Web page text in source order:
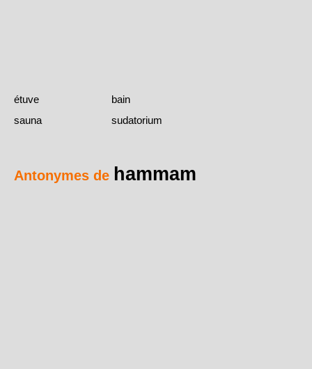
étuve
bain
sauna
sudatorium
Antonymes de hammam